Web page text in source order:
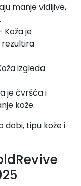
manje vidljive,
Koža je
rezultira
izgleda
je čvršća i
kože.
dobi, tipu kože i